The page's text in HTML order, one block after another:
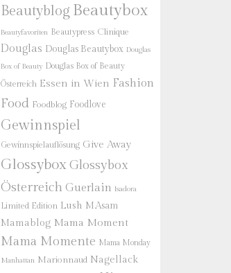
Beautyblog Beautybox
Beautyfavoriten Beautypress Clinique
Douglas Douglas Beautybox Douglas
Box of Beauty Douglas Box of Beauty
Österreich Essen in Wien Fashion
Food Foodblog Foodlove
Gewinnspiel
Gewinnspielauflösung Give Away
GlossyboxGlossybox
Österreich Guerlain Isadora
Limited Edition Lush M.Asam
Mamablog Mama Moment
Mama Momente Mama Monday
Manhattan Marionnaud Nagellack